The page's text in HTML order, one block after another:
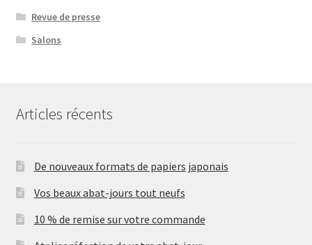
Revue de presse
Salons
Articles récents
De nouveaux formats de papiers japonais
Vos beaux abat-jours tout neufs
10 % de remise sur votre commande